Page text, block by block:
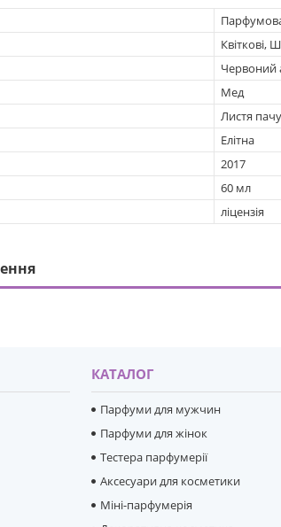
Квіткові,
Червоний
Мед
Листя
Елітна
2017
60 мл
ліцензія
КАТАЛОГ
Парфуми для мужчин
Парфуми для жінок
Тестера парфумерії
Аксесуари для косметики
Міні-парфумерія